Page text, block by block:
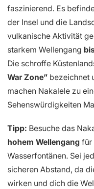
faszinierend. Es
der Insel und die
vulkanische Aktivität
starkem Wellengang
Die schroffe
War Zone” bezeichnet
machen Nakalele zu
Sehenswürdigkeiten
Tipp: Besuche das
hohem Wellengang für
Wasserfontänen. Sei
sicheren Abstand, da
wirken und dich die